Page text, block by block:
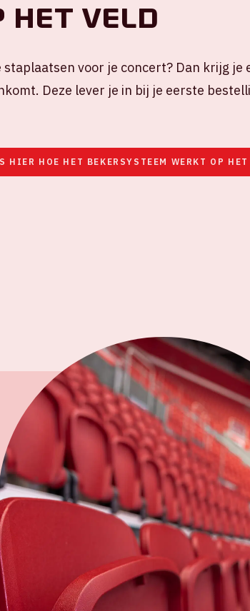
het veld
staplaatsen voor je concert? Dan krijg je
Deze lever je in bij je eerste
HIER HOE HET BEKERSYSTEEM WERKT OP HET